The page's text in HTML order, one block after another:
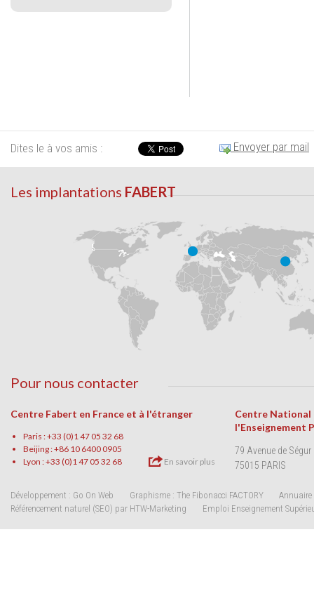
Dites le à vos amis : Envoyer par mail
Les implantations FABERT
Pour nous contacter
Centre Fabert en France et à l'étranger
Paris : +33 (0)1 47 05 32 68
Beijing : +86 10 6400 0905
Lyon : +33 (0)1 47 05 32 68
En savoir plus
Centre National
l'Enseignement
79 Avenue de Ségur
75015 PARIS
Développement : Go On Web Graphisme : The Fibonacci FACTORY
Annuaire
Référencement naturel (SEO) par HTW-Marketing
Emploi Enseignement